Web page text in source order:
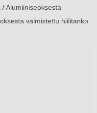
/Alumiiniseoksesta
valmistettu hiilitanko